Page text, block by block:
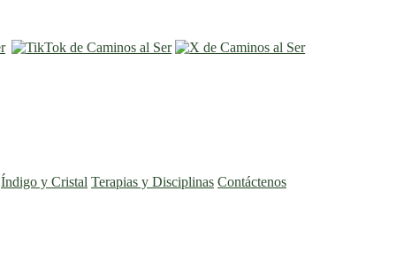
Índigo y Cristal Terapias y Disciplinas Contáctenos